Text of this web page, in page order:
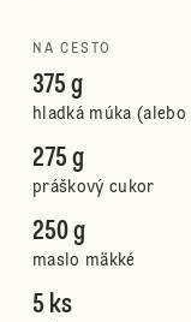
NA CESTO
375 g
hladká múka
275 g
práškový cukor
250 g
maslo mäkké
5 ks